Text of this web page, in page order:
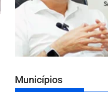
Municípios